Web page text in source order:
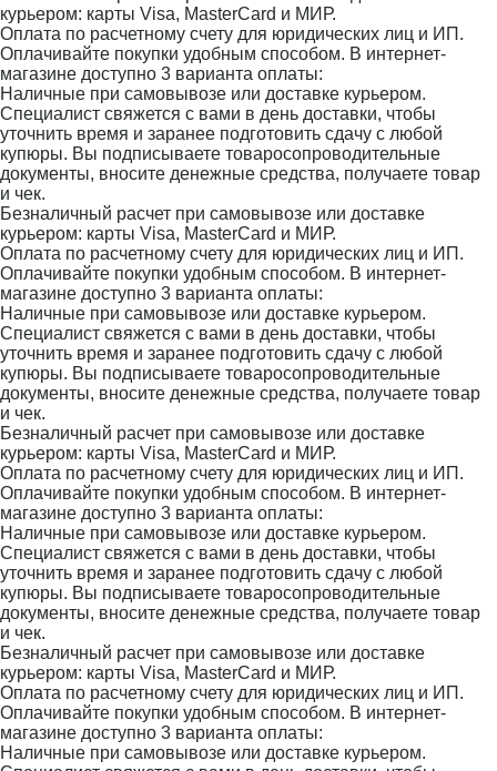
курьером: карты Visa, MasterCard и МИР.
Оплата по расчетному счету для юридических лиц и ИП.
Оплачивайте покупки удобным способом. В интернет-
магазине доступно 3 варианта оплаты:
Наличные при самовывозе или доставке курьером.
Специалист свяжется с вами в день доставки, чтобы
уточнить время и заранее подготовить сдачу с любой
купюры. Вы подписываете товаросопроводительные
документы, вносите денежные средства, получаете товар
и чек.
Безналичный расчет при самовывозе или доставке
курьером: карты Visa, MasterCard и МИР.
Оплата по расчетному счету для юридических лиц и ИП.
Оплачивайте покупки удобным способом. В интернет-
магазине доступно 3 варианта оплаты:
Наличные при самовывозе или доставке курьером.
Специалист свяжется с вами в день доставки, чтобы
уточнить время и заранее подготовить сдачу с любой
купюры. Вы подписываете товаросопроводительные
документы, вносите денежные средства, получаете товар
и чек.
Безналичный расчет при самовывозе или доставке
курьером: карты Visa, MasterCard и МИР.
Оплата по расчетному счету для юридических лиц и ИП.
Оплачивайте покупки удобным способом. В интернет-
магазине доступно 3 варианта оплаты:
Наличные при самовывозе или доставке курьером.
Специалист свяжется с вами в день доставки, чтобы
уточнить время и заранее подготовить сдачу с любой
купюры. Вы подписываете товаросопроводительные
документы, вносите денежные средства, получаете товар
и чек.
Безналичный расчет при самовывозе или доставке
курьером: карты Visa, MasterCard и МИР.
Оплата по расчетному счету для юридических лиц и ИП.
Оплачивайте покупки удобным способом. В интернет-
магазине доступно 3 варианта оплаты:
Наличные при самовывозе или доставке курьером.